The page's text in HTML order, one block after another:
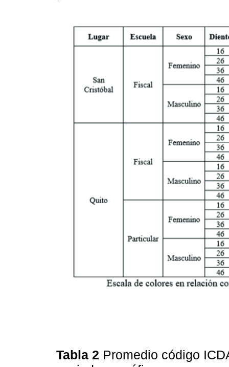
Tabla 2 Promedio código